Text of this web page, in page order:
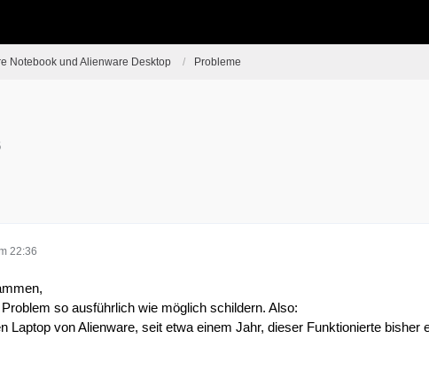
Notebook und Alienware Desktop Probleme
22:36
so ausführlich wie möglich schildern. Also:
Laptop von Alienware, seit etwa einem Jahr, dieser Funktionierte